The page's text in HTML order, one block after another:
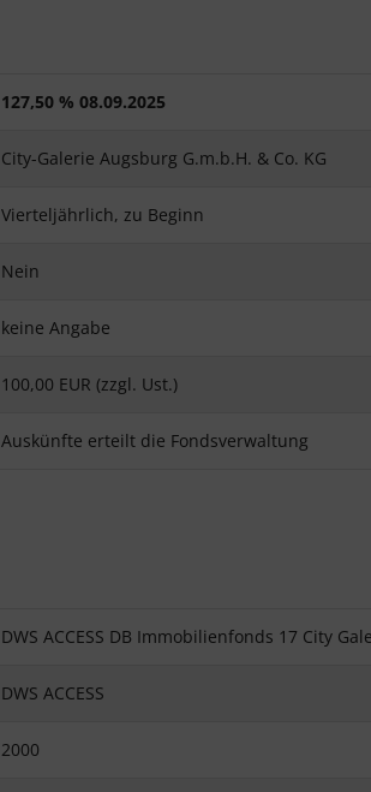
127,50 % 08.09.2025
City-Galerie Augsburg G.m.b.H. & Co. KG
Vierteljährlich, zu Beginn
Nein
keine Angabe
100,00 EUR (zzgl. Ust.)
Auskünfte erteilt die Fondsverwaltung
DWS ACCESS DB Immobilienfonds 17 City
DWS ACCESS
2000